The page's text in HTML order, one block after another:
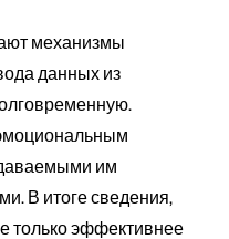
механизмы
данных из
им
В итоге сведения,
только эффективнее